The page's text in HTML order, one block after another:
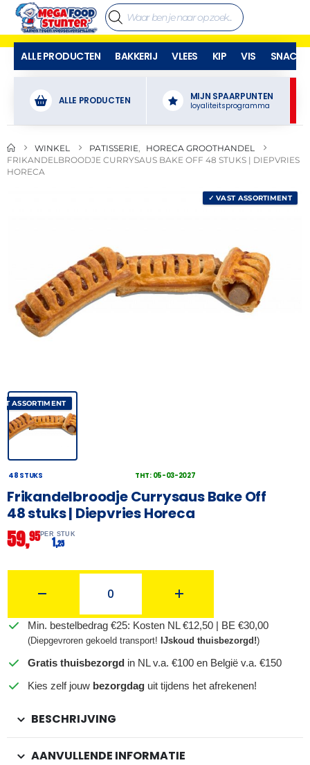
ALLE PRODUCTEN BAKKERIJ VLEES KIP VIS SNACKS
ALLE PRODUCTEN MIJN SPAARPUNTEN
loyaliteitsprogramma
WINKEL PATISSERIE
HORECA GROOTHANDEL
FRIKANDELBROODJE CURRYSAUS BAKE OFF 48 STUKS | DIEPVRIES
HORECA
✓ VAST ASSORTIMENT
ASSORTIMENT
48 STUKS THT: 05-03-2027
Frikandelbroodje Currysaus Bake Off
48 stuks | Diepvries Horeca
59,95PER STUK
1,25
Min. bestelbedrag €25: Kosten NL €12,50 | BE €30,00
(Diepgevroren gekoeld transport! IJskoud thuisbezorgd!)
Gratis thuisbezorgd in NL v.a. €100 en België v.a. €150
Kies zelf jouw bezorgdag uit tijdens het afrekenen!
BESCHRIJVING
AANVULLENDE INFORMATIE